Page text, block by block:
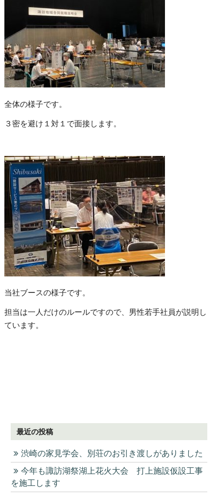
全体の様子です。
３密を避け１対１で面接します。
当社ブースの様子です。
担当は一人だけのルールですので、男性若手社員が説明し
ています。
最近の投稿
渋崎の家見学会、別荘のお引き渡しがありました
今年も諏訪湖祭湖上花火大会 打上施設仮設工事
を施工します